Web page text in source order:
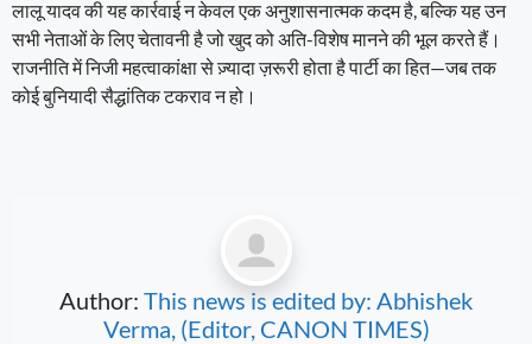
लालू यादव की यह कार्रवाई न केवल एक अनुशासनात्मक कदम है, बल्कि यह उन
सभी नेताओं के लिए चेतावनी है जो खुद को अति-विशेष मानने की भूल करते हैं।
राजनीति में निजी महत्वाकांक्षा से ज़्यादा ज़रूरी होता है पार्टी का हित—जब तक
कोई बुनियादी सैद्धांतिक टकराव न हो।
Author: This news is edited by: Abhishek
Verma, (Editor, CANON TIMES)